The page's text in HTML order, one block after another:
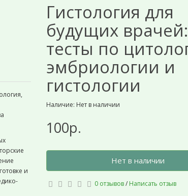
и
Гистология для
будущих врачей:
тесты по
эмбриологии и
гистологии
Наличие: Нет в наличии
100р.
Нет в наличии
0 отзывов/ Написать отзыв